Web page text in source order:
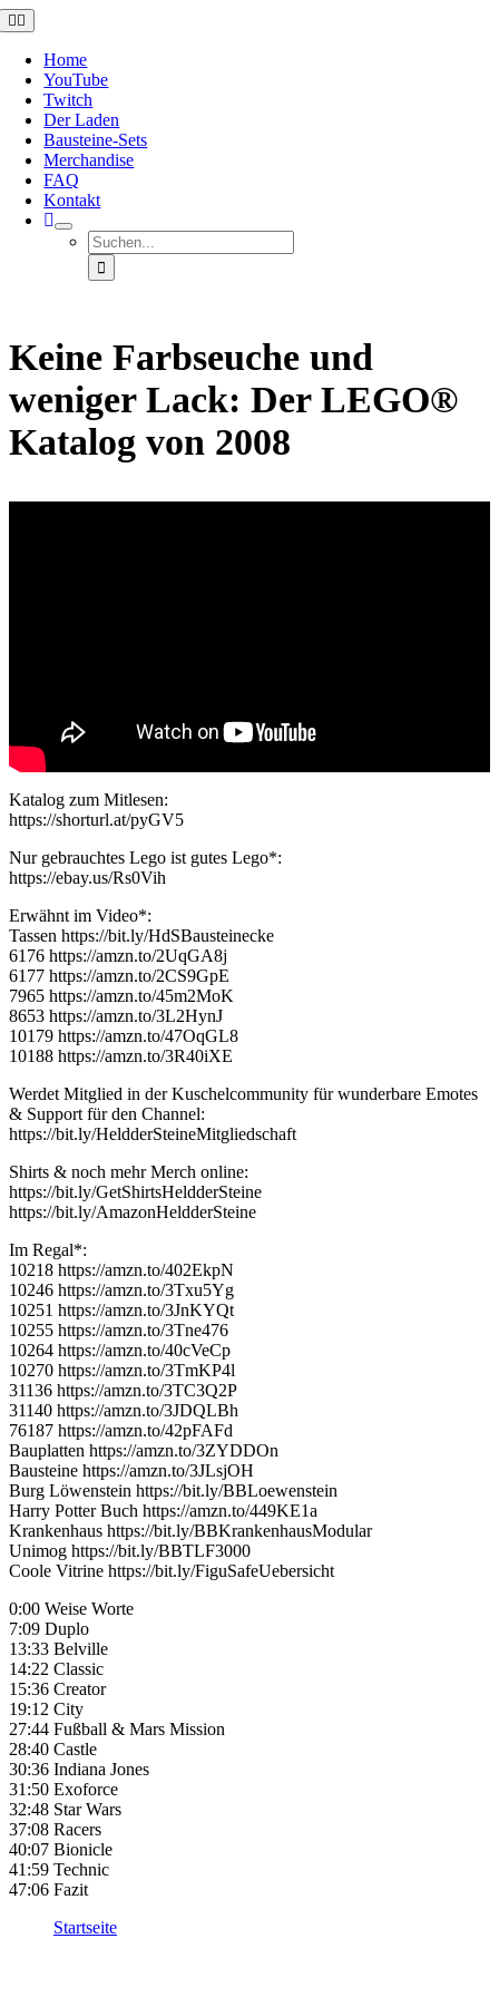
Zum
Inhalt
springen
Toggle
Navigation
Home
YouTube
Twitch
Der Laden
Bausteine-Sets
Merchandise
FAQ
Kontakt
Suche
nach:
Keine Farbseuche und
weniger Lack: Der LEGO®
Katalog von 2008
Katalog zum Mitlesen:
https://shorturl.at/pyGV5
Nur gebrauchtes Lego ist gutes Lego*:
https://ebay.us/Rs0Vih
Erwähnt im Video*:
Tassen https://bit.ly/HdSBausteinecke
6176 https://amzn.to/2UqGA8j
6177 https://amzn.to/2CS9GpE
7965 https://amzn.to/45m2MoK
8653 https://amzn.to/3L2HynJ
10179 https://amzn.to/47OqGL8
10188 https://amzn.to/3R40iXE
Werdet Mitglied in der Kuschelcommunity für wunderbare Emotes
& Support für den Channel:
https://bit.ly/HeldderSteineMitgliedschaft
Shirts & noch mehr Merch online:
https://bit.ly/GetShirtsHeldderSteine
https://bit.ly/AmazonHeldderSteine
Im Regal*:
10218 https://amzn.to/402EkpN
10246 https://amzn.to/3Txu5Yg
10251 https://amzn.to/3JnKYQt
10255 https://amzn.to/3Tne476
10264 https://amzn.to/40cVeCp
10270 https://amzn.to/3TmKP4l
31136 https://amzn.to/3TC3Q2P
31140 https://amzn.to/3JDQLBh
76187 https://amzn.to/42pFAFd
Bauplatten https://amzn.to/3ZYDDOn
Bausteine https://amzn.to/3JLsjOH
Burg Löwenstein https://bit.ly/BBLoewenstein
Harry Potter Buch https://amzn.to/449KE1a
Krankenhaus https://bit.ly/BBKrankenhausModular
Unimog https://bit.ly/BBTLF3000
Coole Vitrine https://bit.ly/FiguSafeUebersicht
0:00 Weise Worte
7:09 Duplo
13:33 Belville
14:22 Classic
15:36 Creator
19:12 City
27:44 Fußball & Mars Mission
28:40 Castle
30:36 Indiana Jones
31:50 Exoforce
32:48 Star Wars
37:08 Racers
40:07 Bionicle
41:59 Technic
47:06 Fazit
Startseite